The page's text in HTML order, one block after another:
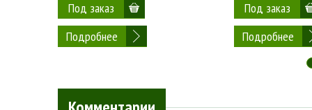
Подробнее Подробнее